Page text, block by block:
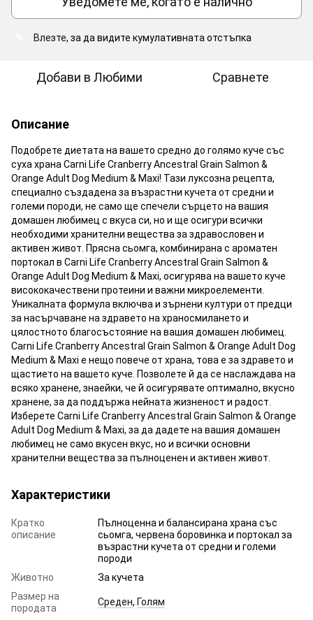
Влезте, за да видите кумулативната отстъпка
Добави в Любими Сравнете
Описание
Подобрете диетата на вашето средно до голямо куче със
суха храна Carni Life Cranberry Ancestral Grain Salmon &
Orange Adult Dog Medium & Maxi! Тази луксозна рецепта,
специално създадена за възрастни кучета от средни и
големи породи, не само ще спечели сърцето на вашия
домашен любимец с вкуса си, но и ще осигури всички
необходими хранителни вещества за здравословен и
активен живот. Прясна сьомга, комбинирана с ароматен
портокал в Carni Life Cranberry Ancestral Grain Salmon &
Orange Adult Dog Medium & Maxi, осигурява на вашето куче
висококачествени протеини и важни микроелементи.
Уникалната формула включва и зърнени култури от предци
за насърчаване на здравето на храносмилането и
цялостното благосъстояние на вашия домашен любимец.
Carni Life Cranberry Ancestral Grain Salmon & Orange Adult Dog
Medium & Maxi е нещо повече от храна, това е за здравето и
щастието на вашето куче. Позволете й да се наслаждава на
всяко хранене, знаейки, че й осигурявате оптимално, вкусно
хранене, за да поддържа нейната жизненост и радост.
Изберете Carni Life Cranberry Ancestral Grain Salmon & Orange
Adult Dog Medium & Maxi, за да дадете на вашия домашен
любимец не само вкусен вкус, но и всички основни
хранителни вещества за пълноценен и активен живот.
Характеристики
Кратко
описание
Пълноценна и балансирана храна със
сьомга, червена боровинка и портокал за
възрастни кучета от средни и големи
породи
Животно
За кучета
Размер на
породата
Среден, Голям